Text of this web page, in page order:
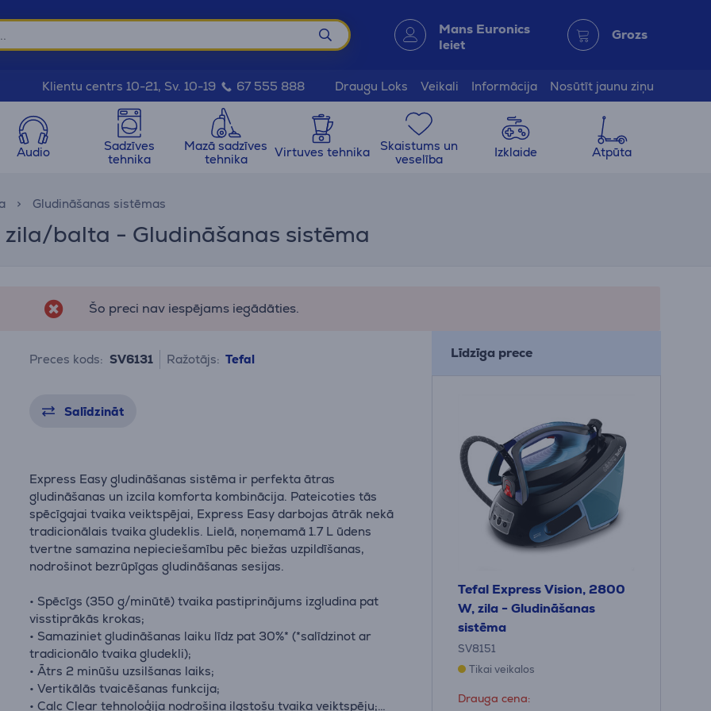
Mans Euronics
Ieiet
Grozs
Klientu centrs 10-21, Sv. 10-19 67 555 888 Draugu Loks Veikali Informācija Nosūtīt jaunu ziņu
Audio
Sadzīves
tehnika
Mazā sadzīves
tehnika
Virtuves tehnika
Skaistums un
veselība
Izklaide Atpūta
Gludināšanas sistēmas
zila/balta - Gludināšanas sistēma
Šo preci nav iespējams iegādāties.
Preces kods: SV6131 Ražotājs: Tefal
Salīdzināt
Express Easy gludināšanas sistēma ir perfekta ātras
gludināšanas un izcila komforta kombinācija. Pateicoties tās
spēcīgajai tvaika veiktspējai, Express Easy darbojas ātrāk nekā
tradicionālais tvaika gludeklis. Lielā, noņemamā 1.7 L ūdens
tvertne samazina nepieciešamību pēc biežas uzpildīšanas,
nodrošinot bezrūpīgas gludināšanas sesijas.
• Spēcīgs (350 g/minūtē) tvaika pastiprinājums izgludina pat
visstiprākās krokas;
• Samaziniet gludināšanas laiku līdz pat 30%* (*salīdzinot ar
tradicionālo tvaika gludekli);
• Ātrs 2 minūšu uzsilšanas laiks;
• Vertikālās tvaicēšanas funkcija;
• Calc Clear tehnoloģija nodrošina ilgstošu tvaika veiktspēju;
Līdzīga prece
Tefal Express Vision, 2800
W, zila - Gludināšanas
sistēma
SV8151
Tikai veikalos
Drauga cena: